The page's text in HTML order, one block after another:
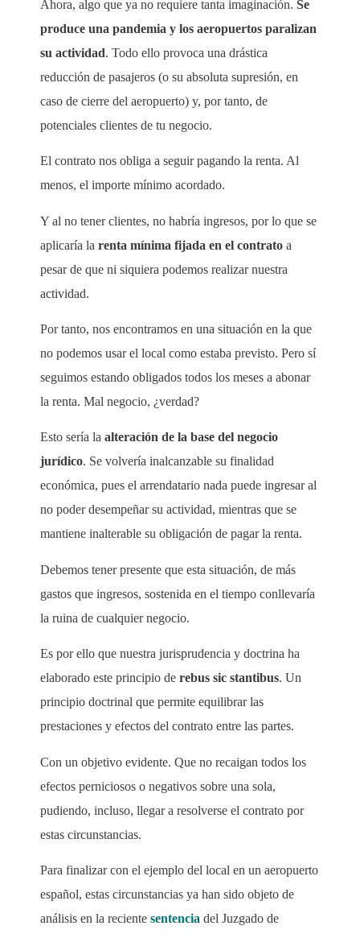
Ahora, algo que ya no requiere tanta imaginación. Se
produce una pandemia y los aeropuertos paralizan
su actividad. Todo ello provoca una drástica
reducción de pasajeros (o su absoluta supresión, en
caso de cierre del aeropuerto) y, por tanto, de
potenciales clientes de tu negocio.
El contrato nos obliga a seguir pagando la renta. Al
menos, el importe mínimo acordado.
Y al no tener clientes, no habría ingresos, por lo que se
aplicaría la renta mínima fijada en el contrato a
pesar de que ni siquiera podemos realizar nuestra
actividad.
Por tanto, nos encontramos en una situación en la que
no podemos usar el local como estaba previsto. Pero sí
seguimos estando obligados todos los meses a abonar
la renta. Mal negocio, ¿verdad?
Esto sería la alteración de la base del negocio
jurídico. Se volvería inalcanzable su finalidad
económica, pues el arrendatario nada puede ingresar al
no poder desempeñar su actividad, mientras que se
mantiene inalterable su obligación de pagar la renta.
Debemos tener presente que esta situación, de más
gastos que ingresos, sostenida en el tiempo conllevaría
la ruina de cualquier negocio.
Es por ello que nuestra jurisprudencia y doctrina ha
elaborado este principio de rebus sic stantibus. Un
principio doctrinal que permite equilibrar las
prestaciones y efectos del contrato entre las partes.
Con un objetivo evidente. Que no recaigan todos los
efectos perniciosos o negativos sobre una sola,
pudiendo, incluso, llegar a resolverse el contrato por
estas circunstancias.
Para finalizar con el ejemplo del local en un aeropuerto
español, estas circunstancias ya han sido objeto de
análisis en la reciente sentencia del Juzgado de